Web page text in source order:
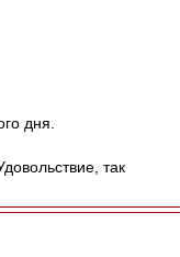
дня.
так